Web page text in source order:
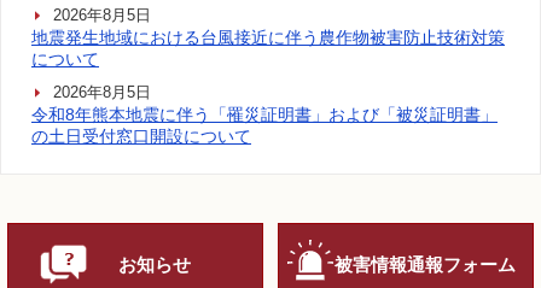
2026年8月5日
地震発生地域における台風接近に伴う農作物被害防止技術対策
について
2026年8月5日
令和8年熊本地震に伴う「罹災証明書」および「被災証明書」
の土日受付窓口開設について
お知らせ 被害情報通報フォーム